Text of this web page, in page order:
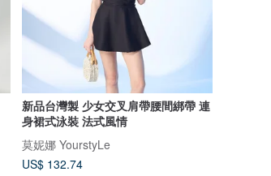
新品台灣製 少女交叉肩帶腰間綁帶 連
身裙式泳裝 法式風情
莫妮娜 YourstyLe
US$ 132.74